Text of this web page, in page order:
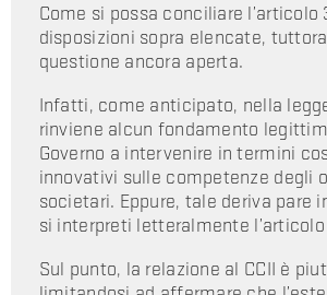
Come si possa conciliare l’articolo
disposizioni sopra elencate,
questione ancora aperta.
Infatti, come anticipato, nella
rinviene alcun fondamento
Governo a intervenire in termini
innovativi sulle competenze degli
societari. Eppure, tale deriva pare
si interpreti letteralmente l’articolo
Sul punto, la relazione al CCII è